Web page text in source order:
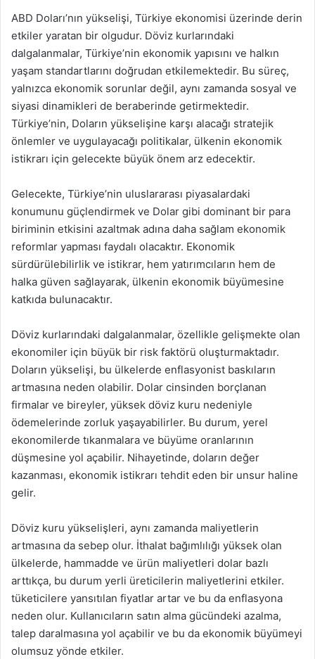
ABD Doları’nın yükselişi, Türkiye ekonomisi üzerinde derin
etkiler yaratan bir olgudur. Döviz kurlarındaki
dalgalanmalar, Türkiye’nin ekonomik yapısını ve halkın
yaşam standartlarını doğrudan etkilemektedir. Bu süreç,
yalnızca ekonomik sorunlar değil, aynı zamanda sosyal ve
siyasi dinamikleri de beraberinde getirmektedir.
Türkiye’nin, Doların yükselişine karşı alacağı stratejik
önlemler ve uygulayacağı politikalar, ülkenin ekonomik
istikrarı için gelecekte büyük önem arz edecektir.
Gelecekte, Türkiye’nin uluslararası piyasalardaki
konumunu güçlendirmek ve Dolar gibi dominant bir para
biriminin etkisini azaltmak adına daha sağlam ekonomik
reformlar yapması faydalı olacaktır. Ekonomik
sürdürülebilirlik ve istikrar, hem yatırımcıların hem de
halka güven sağlayarak, ülkenin ekonomik büyümesine
katkıda bulunacaktır.
Döviz kurlarındaki dalgalanmalar, özellikle gelişmekte olan
ekonomiler için büyük bir risk faktörü oluşturmaktadır.
Doların yükselişi, bu ülkelerde enflasyonist baskıların
artmasına neden olabilir. Dolar cinsinden borçlanan
firmalar ve bireyler, yüksek döviz kuru nedeniyle
ödemelerinde zorluk yaşayabilirler. Bu durum, yerel
ekonomilerde tıkanmalara ve büyüme oranlarının
düşmesine yol açabilir. Nihayetinde, doların değer
kazanması, ekonomik istikrarı tehdit eden bir unsur haline
gelir.
Döviz kuru yükselişleri, aynı zamanda maliyetlerin
artmasına da sebep olur. İthalat bağımlılığı yüksek olan
ülkelerde, hammadde ve ürün maliyetleri dolar bazlı
arttıkça, bu durum yerli üreticilerin maliyetlerini etkiler.
tüketicilere yansıtılan fiyatlar artar ve bu da enflasyona
neden olur. Kullanıcıların satın alma gücündeki azalma,
talep daralmasına yol açabilir ve bu da ekonomik büyümeyi
olumsuz yönde etkiler.